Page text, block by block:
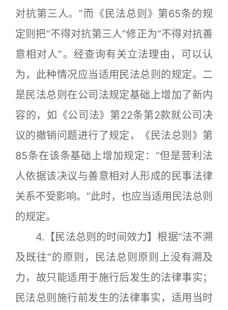
对抗第三人。”而《民法总则》第65条的规
定则把“不得对抗第三人”修正为“不得对抗善
意相对人”。经查询有关立法理由，可以认
为，此种情况应当适用民法总则的规定。二
是民法总则在公司法规定基础上增加了新内
容的，如《公司法》第22条第2款就公司决
议的撤销问题进行了规定，《民法总则》第
85条在该条基础上增加规定：“但是营利法
人依据该决议与善意相对人形成的民事法律
关系不受影响。”此时，也应当适用民法总则
的规定。
4.【民法总则的时间效力】根据“法不溯
及既往”的原则，民法总则原则上没有溯及
力，故只能适用于施行后发生的法律事实；
民法总则施行前发生的法律事实，适用当时